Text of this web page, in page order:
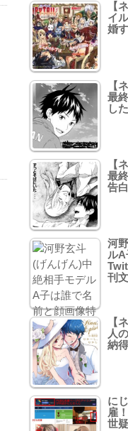
【
イ
婚
【
最
し
【
最
告白
河
ルA
刊文
【
人
納
に
雇
世